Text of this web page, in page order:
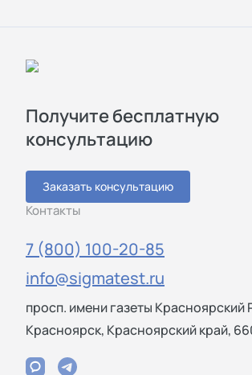
Получите бесплатную
консультацию
Заказать консультацию
Контакты
7 (800) 100-20-85
info@sigmatest.ru
просп. имени газеты Красноярский
Красноярск, Красноярский край,